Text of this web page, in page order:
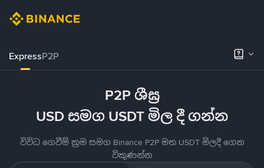
ExpressP2P
P2P ශීඝ්‍ර
USD සමග USDT මිල දී ගන්න
විවිධ ගෙවීම් ක්‍රම සමග Binance P2P මත USDT මිලදී ගෙන
විකුණන්න